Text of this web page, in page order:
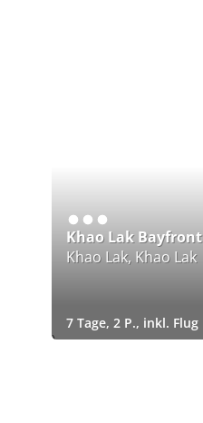
Khao Lak Bayfront
Khao Lak, Khao Lak
7 Tage, 2 P., inkl. Flug
)